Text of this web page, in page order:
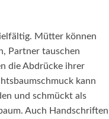
Mütter können
Partner tauschen
die Abdrücke ihrer
kann
und schmückt als
Auch Handschriften